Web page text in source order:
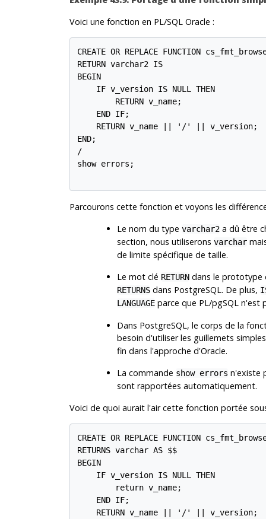
Voici une fonction en PL/SQL Oracle :
CREATE OR REPLACE FUNCTION
RETURN varchar2 IS
BEGIN
    IF v_version IS NULL THEN
        RETURN v_name;
    END IF;
    RETURN v_name || '/' || v_version;
END;
/
show errors;
Parcourons cette fonction et voyons les
Le nom du type varchar2a dû être
section, nous utiliserons varchar
de limite spécifique de taille.
Le mot clé RETURNdans le prototype
RETURNSdans PostgreSQL. De plus,
LANGUAGEparce que PL/pgSQLn'est
Dans PostgreSQL, le corps de la
besoin d'utiliser les guillemets
fin dans l'approche d'Oracle.
La commande show errors n'existe
sont rapportées automatiquement.
Voici de quoi aurait l'air cette fonction portée
CREATE OR REPLACE FUNCTION
RETURNS varchar AS $$
BEGIN
    IF v_version IS NULL THEN
        return v_name;
    END IF;
    RETURN v_name || '/' || v_version;